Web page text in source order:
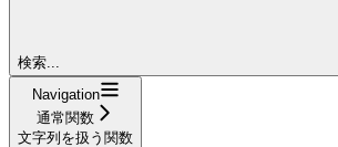
検索...
Navigation
通常関数
文字列を扱う関数